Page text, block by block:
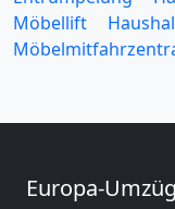
Möbellift
Europa-